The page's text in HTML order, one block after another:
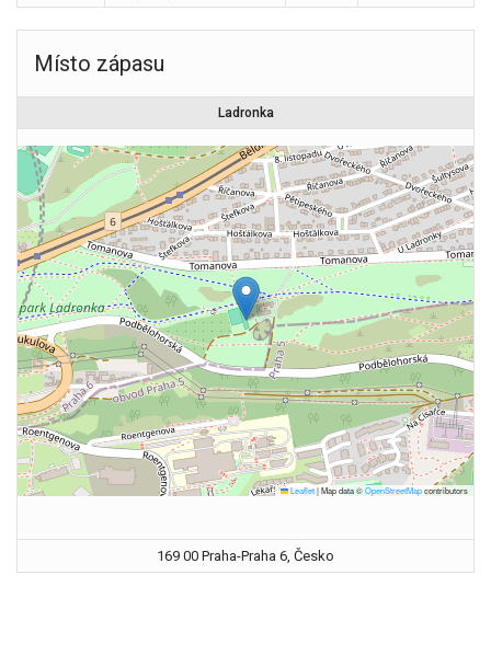
Místo zápasu
Ladronka
Leaflet|Map data ©OpenStreetMapcontributors
169 00 Praha-Praha 6, Česko